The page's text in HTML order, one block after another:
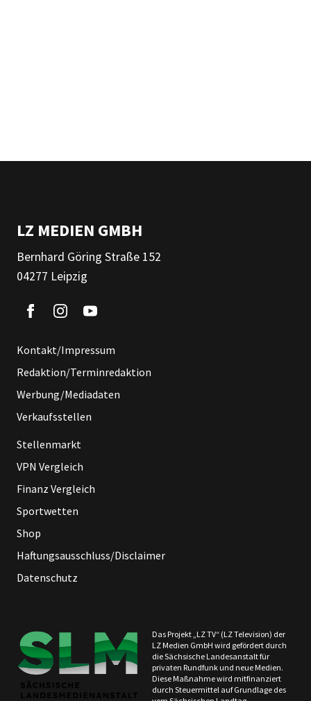
LZ MEDIEN GMBH
Bernhard Göring Straße 152
04277 Leipzig
Kontakt/Impressum
Redaktion/Terminredaktion
Werbung/Mediadaten
Verkaufsstellen
Stellenmarkt
VPN Vergleich
Finanz Vergleich
Sportwetten
Shop
Haftungsausschluss/Disclaimer
Datenschutz
Das Projekt „LZ TV“ (LZ Television) der
LZ Medien GmbH wird gefördert durch
die Sächsische Landesanstalt für
privaten Rundfunk und neue Medien.
Diese Maßnahme wird mitfinanziert
durch Steuermittel auf Grundlage des